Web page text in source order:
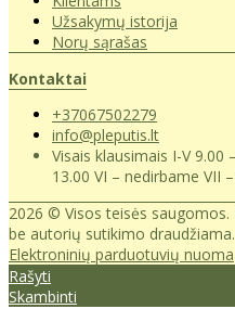
Užsakymų istorija
Norų sąrašas
Kontaktai
+37067502279
info@pleputis.lt
Visais klausimais I-V 9.00
13.00 VI – nedirbame VII
2026 © Visos teisės
be autorių sutikimo draudžiama.
Elektroninių parduotuvių nuoma
Rašyti
Skambinti